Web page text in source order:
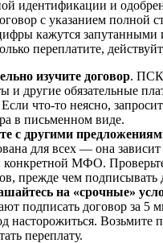
идентификации и
с указанием полной
кажутся запутанными
переплатите,
изучите договор. ПСК
и другие обязательные
что-то неясно,
в письменном виде.
с другими
для всех — она
конкретной МФО.
прежде чем подписывать
на «срочные»
подписать договор за 5
насторожиться. Возьмите
переплату.